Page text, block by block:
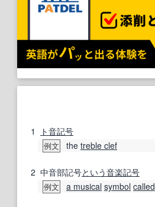
1 ト音記号
例文 the treble clef
2 中音部記号という音楽記号
例文 a musical symbol called